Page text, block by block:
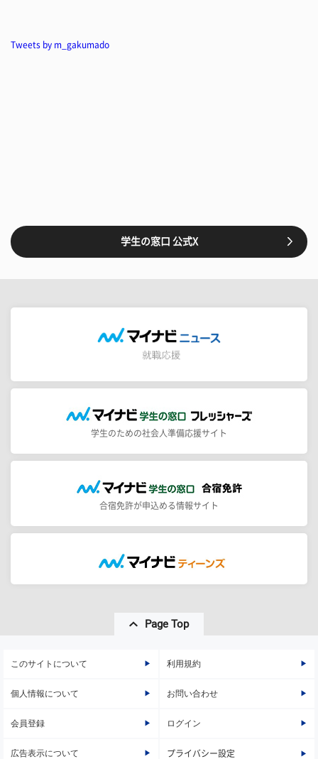
Tweets by m_gakumado
学生の窓口 公式X
学生のための社会人準備応援サイト
合宿免許が申込める情報サイト
Page Top
このサイトについて 利用規約
個人情報について お問い合わせ
会員登録 ログイン
広告表示について プライバシー設定